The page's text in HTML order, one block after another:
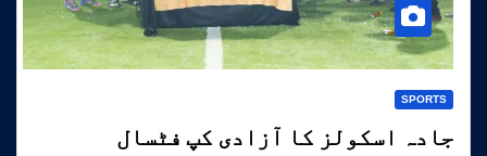
SPORTS
جادہ اسکولز کا آزادی کپ فٹسال